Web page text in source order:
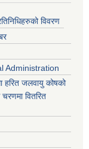
विवरण
Administration
हरित जलवायु कोषको
वितरित